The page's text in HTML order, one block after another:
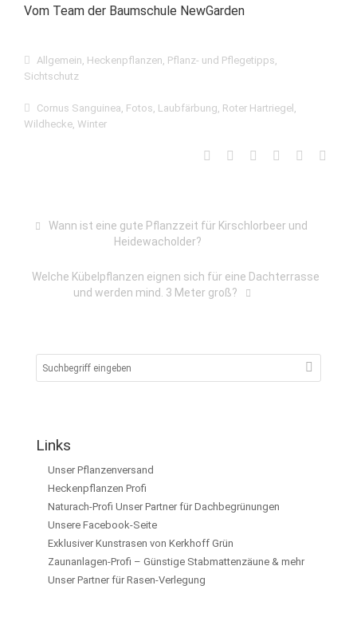
Vom Team der Baumschule NewGarden
Allgemein, Heckenpflanzen, Pflanz- und Pflegetipps,
Sichtschutz
Cornus Sanguinea, Fotos, Laubfärbung, Roter Hartriegel ,
Wildhecke, Winter
Wann ist eine gute Pflanzzeit für Kirschlorbeer und
Heidewacholder?
Welche Kübelpflanzen eignen sich für eine Dachterrasse
und werden mind. 3 Meter groß?
Links
Unser Pflanzenversand
Heckenpflanzen Profi
Naturach-Profi Unser Partner für Dachbegrünungen
Unsere Facebook-Seite
Exklusiver Kunstrasen von Kerkhoff Grün
Zaunanlagen-Profi – Günstige Stabmattenzäune & mehr
Unser Partner für Rasen-Verlegung